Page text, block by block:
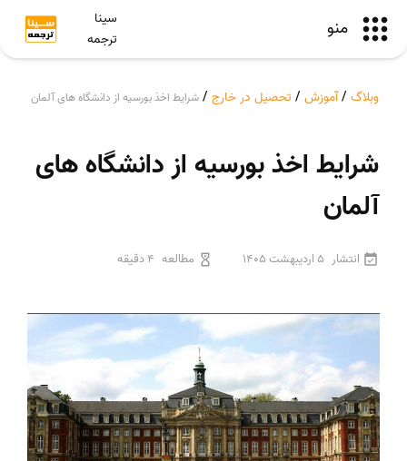
منو
سینا
ترجمه
وبلاگ /آموزش / تحصیل در خارج / شرایط اخذ بورسیه از دانشگاه های آلمان
شرایط اخذ بورسیه از دانشگاه های
آلمان
انتشار 5 اردیبهشت 1405 مطالعه 4 دقیقه